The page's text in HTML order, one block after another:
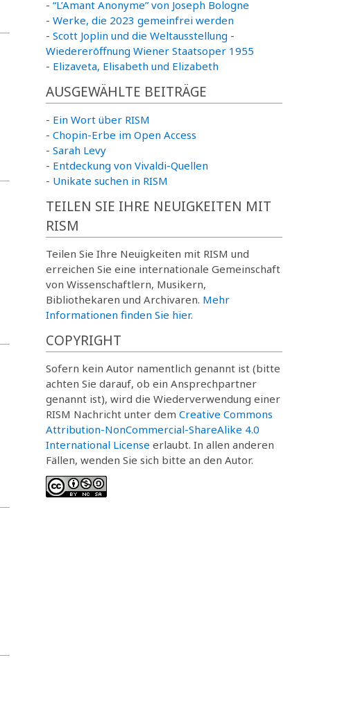
- “L’Amant Anonyme” von Joseph Bologne
- Werke, die 2023 gemeinfrei werden
- Scott Joplin und die Weltausstellung -
Wiedereröffnung Wiener Staatsoper 1955
- Elizaveta, Elisabeth und Elizabeth
AUSGEWÄHLTE BEITRÄGE
- Ein Wort über RISM
- Chopin-Erbe im Open Access
- Sarah Levy
- Entdeckung von Vivaldi-Quellen
- Unikate suchen in RISM
TEILEN SIE IHRE NEUIGKEITEN MIT
RISM
Teilen Sie Ihre Neuigkeiten mit RISM und
erreichen Sie eine internationale Gemeinschaft
von Wissenschaftlern, Musikern,
Bibliothekaren und Archivaren. Mehr
Informationen finden Sie hier.
COPYRIGHT
Sofern kein Autor namentlich genannt ist (bitte
achten Sie darauf, ob ein Ansprechpartner
genannt ist), wird die Wiederverwendung einer
RISM Nachricht unter dem Creative Commons
Attribution-NonCommercial-ShareAlike 4.0
International License erlaubt. In allen anderen
Fällen, wenden Sie sich bitte an den Autor.